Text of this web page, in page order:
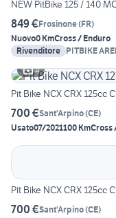
NEW PitBike 125 / 140
849 €Frosinone(FR)
Nuovo0 KmCross / Enduro
Rivenditore PITBIKE
4
Pit Bike NCX CRX 125cc
700 €Sant'Arpino(CE)
Usato07/2021100 KmCross
Pit Bike NCX CRX 125cc
700 €Sant'Arpino(CE)